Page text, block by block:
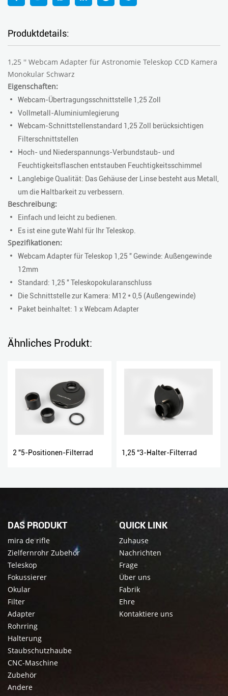
Produktdetails:
1,25 '' Webcam Adapter für Astronomie Teleskop CCD Kamera
Monokular Schwarz
Eigenschaften:
Webcam-Übertragungsschnittstelle 1,25 Zoll
Vollmetall-Aluminiumlegierung
Webcam-Schnittstellenstandard 1,25 Zoll berücksichtigen
Filterschnittstellen
Hoch- und Niederspannungs-Verbundstaub- und
Feuchtigkeitsflaschen entstauben Feuchtigkeitsschimmel
Langlebige Qualität: Das Gehäuse der Linse besteht aus Metall,
um die Haltbarkeit zu verbessern.
Beschreibung:
Einfach und leicht zu bedienen.
Es ist eine gute Wahl für Ihr Teleskop.
Spezifikationen:
Webcam Adapter für Teleskop 1,25 '' Gewinde: Außengewinde
12mm
Standard: 1,25 '' Teleskopokularanschluss
Die Schnittstelle zur Kamera: M12 * 0,5 (Außengewinde)
Paket beinhaltet: 1 x Webcam Adapter
Ähnliches Produkt:
2 "5-Positionen-Filterrad 1,25 “3-Halter-Filterrad
DAS PRODUKT
mira de rifle
Zielfernrohr Zubehör
Teleskop
Fokussierer
Okular
Filter
Adapter
Rohrring
Halterung
Staubschutzhaube
CNC-Maschine
Zubehör
Andere
QUICK LINK
Zuhause
Nachrichten
Frage
Über uns
Fabrik
Ehre
Kontaktiere uns